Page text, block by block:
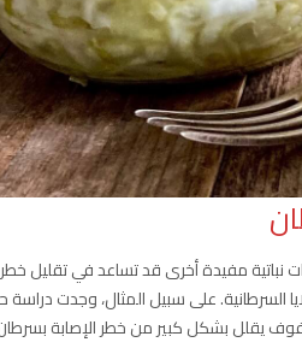
مفيدة أخرى قد تساعد في تقليل
السرطانية. على سبيل المثال، وجدت
يقلل بشكل كبير من خطر الإصابة